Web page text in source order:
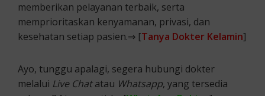
memberikan pelayanan terbaik, serta
memprioritaskan kenyamanan, privasi, dan
kesehatan setiap pasien.⇒ [Tanya Dokter Kelamin]
Ayo, tunggu apalagi, segera hubungi dokter
melalui Live Chatatau Whatsapp, yang tersedia